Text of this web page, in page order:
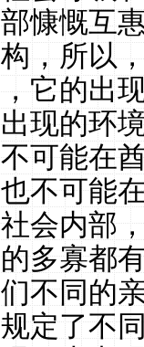
慷慨互
，所以
它的出
现的环
可能在
不可能
会内部
多寡都
不同的
定了不